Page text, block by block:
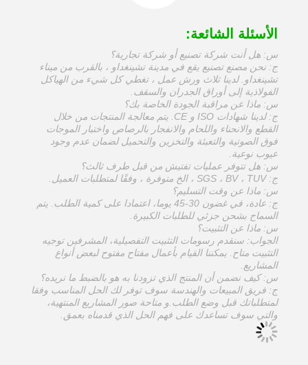
الأسئلة الشائعة:
س: هل أنت شركة تصنيع أو شركة تجارية؟
ج: نحن مصنع تصنيع يقع في مدينة تشينغداو ، بالقرب من ميناء
تشينغداو. لدينا ثلاث ورش عمل ، تغطي كل شيء من الهياكل
الفولاذية إلى أوراق الجدران والسقف.
س: ماذا عن مراقبة الجودة الخاصة بك؟
ج: لدينا شهادات ISO و CE. يتم معالجة المنتجات من خلال
القطع والانحناء واللحام والانفجار بالرصاص واختبار الموجات
فوق الصوتية والتعبئة والتخزين والتحميل لضمان عدم وجود
عيوب نوعية.
س: هل تتوفر عمليات تفتيش من قبل طرف ثالث؟
ج: SGS ، BV ، TUV ، الخ متوفرة ، وفقًا لمتطلبات العميل.
س: ماذا عن وقت التسليم؟
ج: عادة، في غضون 30-45 يوما، اعتمادا على كمية الطلب. يتم
السماح بشحن جزئي للطلبات الكبيرة.
س: ماذا عن التثبيت؟
الجواب: سنقدم رسومات التثبيت التفصيلية، المشرفين توجيه
التثبيت متاح. يمكننا القيام بأعمال مفتاح مفتوح لبعض أنواع
المشاريع.
س: كيف نضمن أن المنتج الذي تزودنا به هو بالضبط ما نريده؟
ج: فريق المبيعات والهندسة سوف توفر لك الحل المناسب وفقا
لمتطلباتك قبل وضع الطلب.و متاحة صور المشاريع المنتهية،
والتي سوف تساعدك على فهم الحل الذي قدمناه بعمق.